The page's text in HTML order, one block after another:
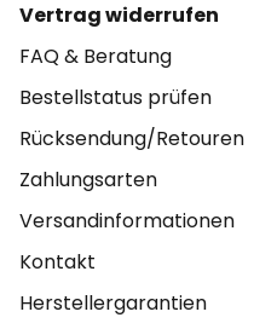
Vertrag widerrufen
FAQ & Beratung
Bestellstatus prüfen
Rücksendung/Retouren
Zahlungsarten
Versandinformationen
Kontakt
Herstellergarantien